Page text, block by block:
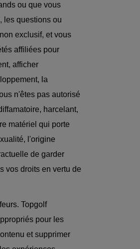
ou que vous
les questions ou
exclusif, et vous
affiliées pour
afficher
la
n'êtes pas autorisé
harcelant,
matériel qui porte
l'origine
de garder
vos droits en vertu de
Topgolf
pour les
et supprimer